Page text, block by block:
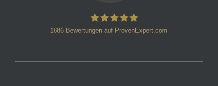
1686 Bewertungen auf ProvenExpert.com